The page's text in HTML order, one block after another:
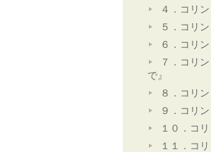
４．コリ
５．コリ
６．コリ
７．コリ
で』
８．コリ
９．コリ
１０．コ
１１．コ